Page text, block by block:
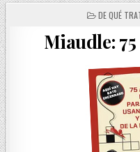
P
T
D
I
N
DE QUÉ
Miaudle: